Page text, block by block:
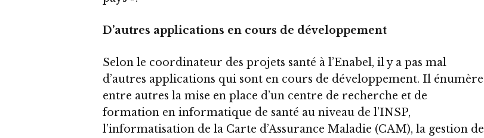
D’autres applications en cours de développement
Selon le coordinateur des projets santé à l’Enabel, il y a pas mal
d’autres applications qui sont en cours de développement. Il énumère
entre autres la mise en place d’un centre de recherche et de
formation en informatique de santé au niveau de l’INSP,
l’informatisation de la Carte d’Assurance Maladie (CAM), la gestion de